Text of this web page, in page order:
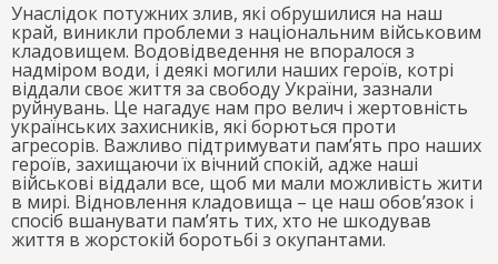
Унаслідок потужних злив, які обрушилися на наш
край, виникли проблеми з національним військовим
кладовищем. Водовідведення не впоралося з
надміром води, і деякі могили наших героїв, котрі
віддали своє життя за свободу України, зазнали
руйнувань. Це нагадує нам про велич і жертовність
українських захисників, які борються проти
агресорів. Важливо підтримувати пам’ять про наших
героїв, захищаючи їх вічний спокій, адже наші
військові віддали все, щоб ми мали можливість жити
в мирі. Відновлення кладовища – це наш обов’язок і
спосіб вшанувати пам’ять тих, хто не шкодував
життя в жорстокій боротьбі з окупантами.